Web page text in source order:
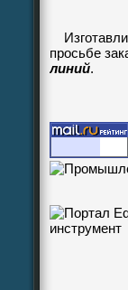
просьбе
линий.